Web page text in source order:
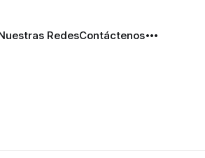
RedesContáctenos